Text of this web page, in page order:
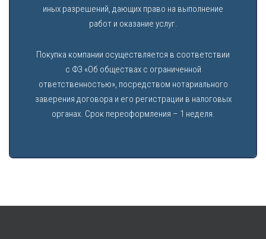
иных разрешений, дающих право на выполнение
работ и оказание услуг.
Покупка компании осуществляется в соответствии
с ФЗ «Об обществах с ограниченной
ответственностью», посредством нотариального
заверения договора и его регистрации в налоговых
органах. Срок переоформления – 1 неделя.